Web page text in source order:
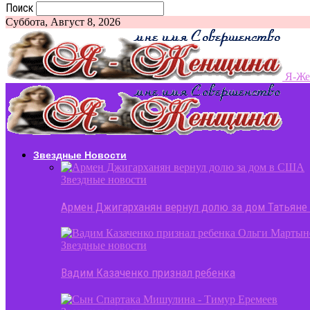
Поиск
Суббота, Август 8, 2026
Я-
Звездные Новости
Звездные новости
Армен Джигарханян вернул долю за дом Татьяне
Звездные новости
Вадим Казаченко признал ребенка